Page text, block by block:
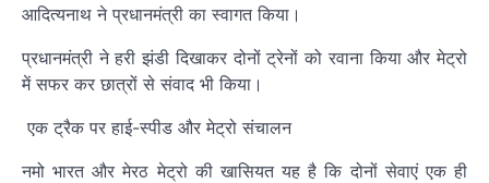
आदित्यनाथ ने प्रधानमंत्री का स्वागत किया।
प्रधानमंत्री ने हरी झंडी दिखाकर दोनों ट्रेनों को रवाना किया और मेट्रो
में सफर कर छात्रों से संवाद भी किया।
एक ट्रैक पर हाई-स्पीड और मेट्रो संचालन
नमो भारत और मेरठ मेट्रो की खासियत यह है कि दोनों सेवाएं एक ही